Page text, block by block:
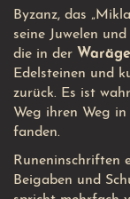
Byzanz, das
seine Juwelen
die in der
Edelsteinen und
zurück. Es ist
Weg ihren Weg in
fanden.
Runeninschriften
Beigaben und